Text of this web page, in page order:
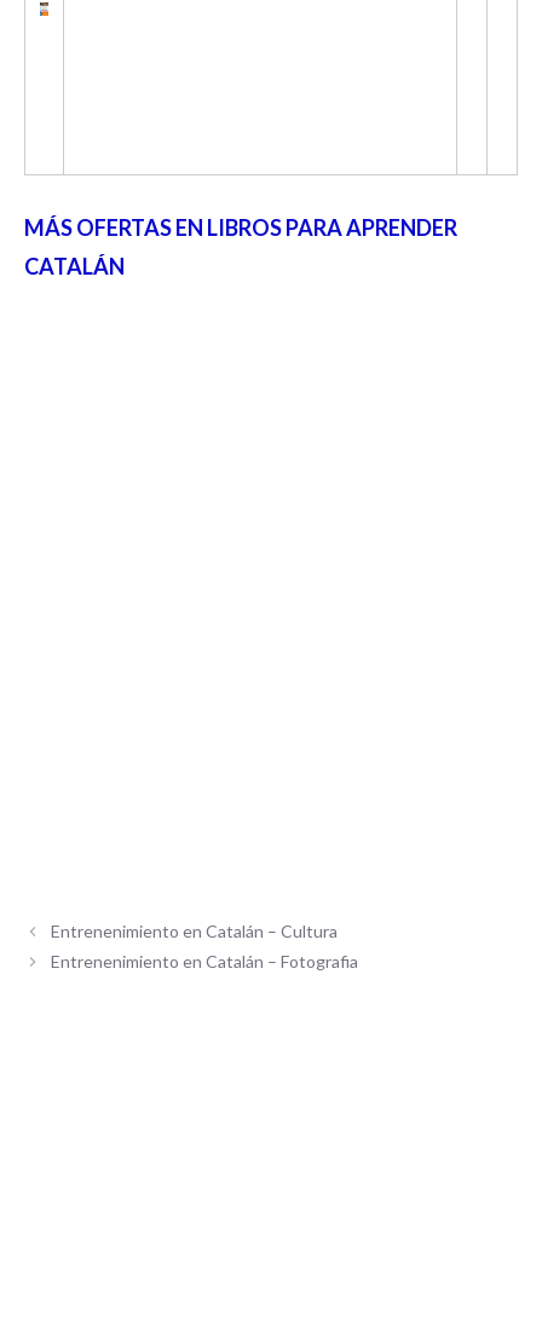
MÁS OFERTAS EN LIBROS PARA APRENDER
CATALÁN
Entrenenimiento en Catalán – Cultura
Entrenenimiento en Catalán – Fotografia